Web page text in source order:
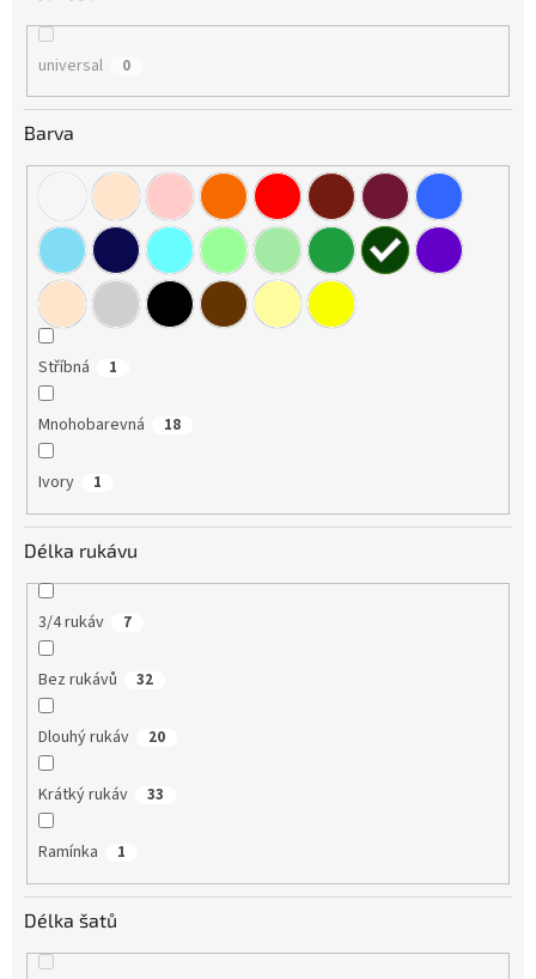
universal 0
Barva
Stříbná 1
Mnohobarevná 18
Ivory 1
Délka rukávu
3/4 rukáv 7
Bez rukávů 32
Dlouhý rukáv 20
Krátký rukáv 33
Ramínka 1
Délka šatů